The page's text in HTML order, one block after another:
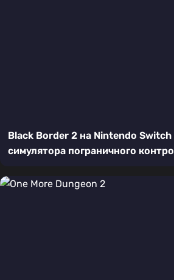
Black Border 2 на Nintendo
симулятора пограничного